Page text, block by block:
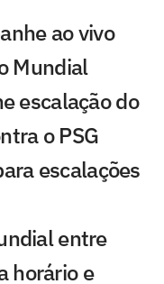
ao vivo
Mundial
escalação do
o PSG
escalações
entre
horário e